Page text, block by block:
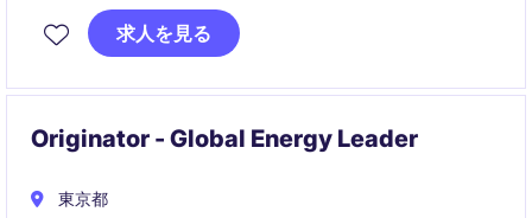
験を活かし、顧客のニーズに応じた最適なソリューシ
ョンを提供していただきます。
求人を見る
Originator - Global Energy Leader
東京都